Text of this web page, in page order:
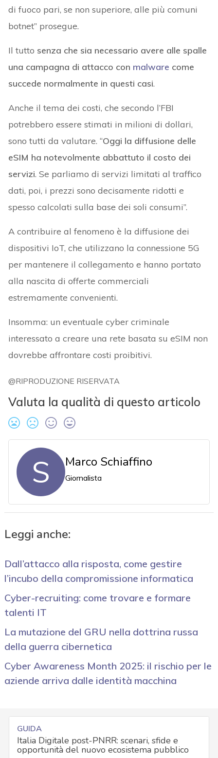
di fuoco pari, se non superiore, alle più comuni
botnet” prosegue.
Il tutto senza che sia necessario avere alle spalle
una campagna di attacco con malware come
succede normalmente in questi casi.
Anche il tema dei costi, che secondo l’FBI
potrebbero essere stimati in milioni di dollari,
sono tutti da valutare. “Oggi la diffusione delle
eSIM ha notevolmente abbattuto il costo dei
servizi. Se parliamo di servizi limitati al traffico
dati, poi, i prezzi sono decisamente ridotti e
spesso calcolati sulla base dei soli consumi”.
A contribuire al fenomeno è la diffusione dei
dispositivi IoT, che utilizzano la connessione 5G
per mantenere il collegamento e hanno portato
alla nascita di offerte commerciali
estremamente convenienti.
Insomma: un eventuale cyber criminale
interessato a creare una rete basata su eSIM non
dovrebbe affrontare costi proibitivi.
@RIPRODUZIONE RISERVATA
Valuta la qualità di questo articolo
S Marco Schiaffino
Giornalista
Leggi anche:
Dall’attacco alla risposta, come gestire
l’incubo della compromissione informatica
Cyber-recruiting: come trovare e formare
talenti IT
La mutazione del GRU nella dottrina russa
della guerra cibernetica
Cyber Awareness Month 2025: il rischio per le
aziende arriva dalle identità macchina
GUIDA
Italia Digitale post-PNRR: scenari, sfide e
opportunità del nuovo ecosistema pubblico